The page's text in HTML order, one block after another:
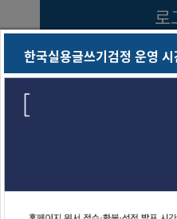
아이디 비밀번호 찾기
한국실용글쓰기검정 운영